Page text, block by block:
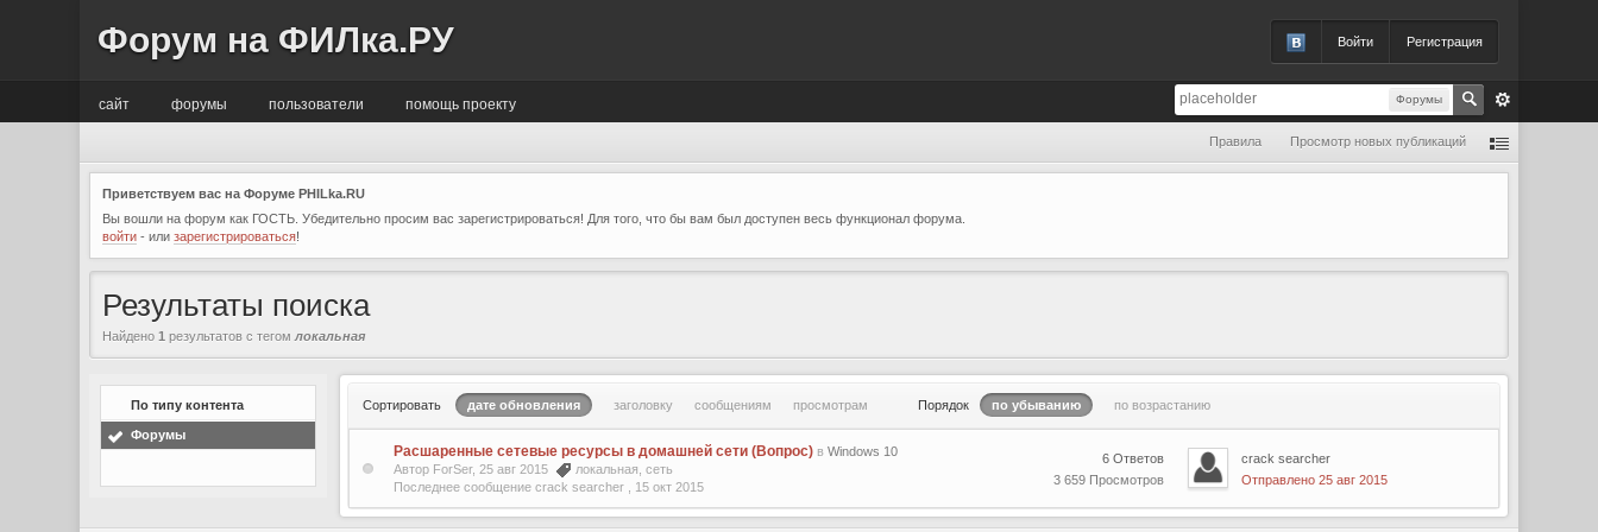
Войти Регистрация
Форум на ФИЛка.РУ
Форумы
сайт помощь проекту
форумы пользователи
Правила Просмотр новых публикаций
Приветствуем вас на Форуме PHILka.RU
Вы вошли на форум как ГОСТЬ. Убедительно просим вас зарегистрироваться! Для того, что бы вам был доступен весь функционал форума.
войти - илизарегистрироваться!
Результаты поиска
Найдено1 результатов с тегомлокальная
По типу контента
Форумы
Сортировать дате обновления заголовку сообщениям просмотрам Порядок по убыванию по возрастанию
Расшаренные сетевые ресурсы в домашней сети (Вопрос) в Windows 10
Автор ForSer, 25 авг 2015
локальная ,сеть
Последнее сообщение crack searcher , 15 окт 2015
6 Ответов
3 659 Просмотров
crack searcher
Отправлено 25 авг 2015